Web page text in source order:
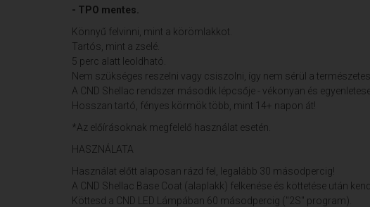
- TPO mentes.
Könnyű felvinni, mint a körömlakkot.
Tartós, mint a zselé.
5 perc alatt leoldható.
Nem szükséges reszelni vagy csiszolni, így nem sérül a
A CND Shellac rendszer második lépcsője - vékonyan és
Hosszan tartó, fényes körmök több, mint 14+ napon át!
*Az előírásoknak megfelelő használat esetén.
HASZNÁLATA
Használat előtt alaposan rázd fel, legalább 30 másodpercig!
A CND Shellac Base Coat (alaplakk) felkenése és köttetése után
Köttesd a CND LED Lámpában 60 másodpercig ("2S" program).